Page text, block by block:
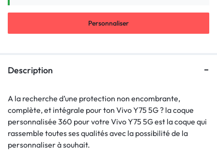
Personnaliser
Description
A la recherche d’une protection non encombrante,
complète, et intégrale pour ton Vivo Y75 5G ? la coque
personnalisée 360 pour votre Vivo Y75 5G est la coque qui
rassemble toutes ses qualités avec la possibilité de la
personnaliser à souhait.